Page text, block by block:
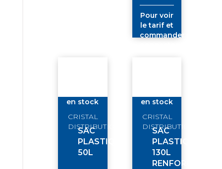
Pour voir
le tarif et
commander
en stock
CRISTAL
DISTRIBUTION/TIO
SAC
PLASTIQUE
50L
en stock
CRISTAL
DISTRIBUTION/TIO
SAC
PLASTIQUE
130L
RENFORCE